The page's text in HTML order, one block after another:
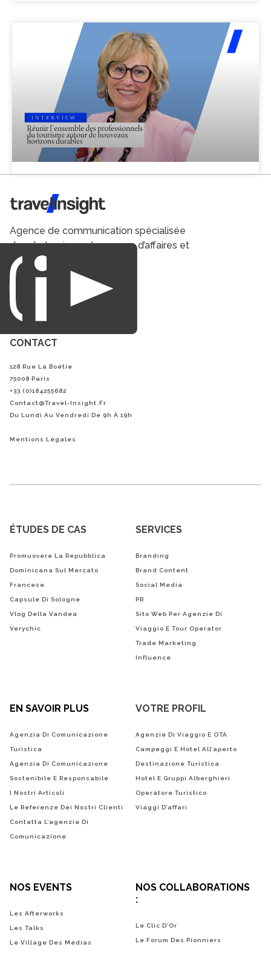
Travel Insight
Agence de communication spécialisée
dans le tourisme du voyage d’affaires et
du loisirs.
CONTACT
128 Rue La Boétie
75008 Paris
+33 (0)184255682
Contact@Travel-Insight.fr
Du Lundi Au Vendredi De 9h À 19h
Mentions Légales
ÉTUDES DE CAS
Promuovere La Repubblica
Dominicana Sul Mercato
Francese
Capsule Di Sologne
Vlog Della Vandea
Verychic
SERVICES
Branding
Brand Content
Social Media
PR
Sito Web Per Agenzie Di
Viaggio E Tour Operator
Trade Marketing
Influence
EN SAVOIR PLUS
Agenzia Di Comunicazione
Turistica
Agenzia Di Comunicazione
Sostenibile E Responsabile
I Nostri Articoli
Le Referenze Dei Nostri Clienti
Contatta L’agenzia Di
Comunicazione
VOTRE PROFIL
Agenzie Di Viaggio E OTA
Campeggi E Hotel All’aperto
Destinazione Turistica
Hotel E Gruppi Alberghieri
Operatore Turistico
Viaggi D’affari
NOS EVENTS
Les Afterworks
Les Talks
Le Village Des Médias
NOS COLLABORATIONS
:
Le Clic D’Or
Le Forum Des Pionniers